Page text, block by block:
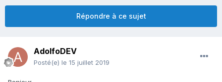
Répondre à ce sujet
AdolfoDEV
Posté(e) le 15 juillet 2019